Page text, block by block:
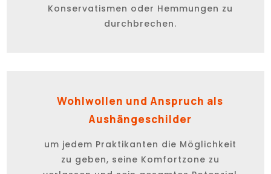
Konservatismen oder Hemmungen zu
durchbrechen.
Wohlwollen und Anspruch als
Aushängeschilder
um jedem Praktikanten die Möglichkeit
zu geben, seine Komfortzone zu